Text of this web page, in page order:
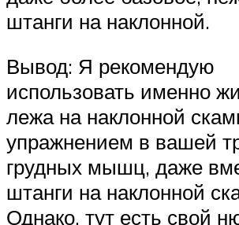
штанги на наклонной.
Вывод: Я рекомендую
использовать именно
лежа на наклонной
упражнением в вашей
грудных мышц, даже
штанги на наклонной
Однако, тут есть свой